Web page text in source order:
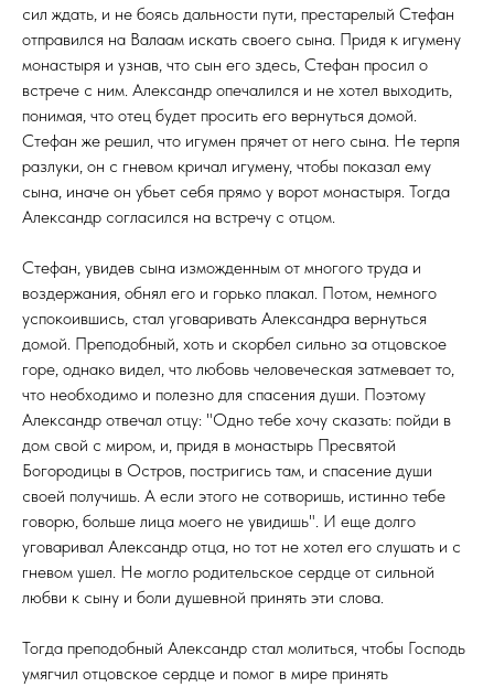
сил ждать, и не боясь дальности пути, престарелый Стефан
отправился на Валаам искать своего сына. Придя к игумену
монастыря и узнав, что сын его здесь, Стефан просил о
встрече с ним. Александр опечалился и не хотел выходить,
понимая, что отец будет просить его вернуться домой.
Стефан же решил, что игумен прячет от него сына. Не терпя
разлуки, он с гневом кричал игумену, чтобы показал ему
сына, иначе он убьет себя прямо у ворот монастыря. Тогда
Александр согласился на встречу с отцом.
Стефан, увидев сына изможденным от многого труда и
воздержания, обнял его и горько плакал. Потом, немного
успокоившись, стал уговаривать Александра вернуться
домой. Преподобный, хоть и скорбел сильно за отцовское
горе, однако видел, что любовь человеческая затмевает то,
что необходимо и полезно для спасения души. Поэтому
Александр отвечал отцу: "Одно тебе хочу сказать: пойди в
дом свой с миром, и, придя в монастырь Пресвятой
Богородицы в Остров, постригись там, и спасение души
своей получишь. А если этого не сотворишь, истинно тебе
говорю, больше лица моего не увидишь". И еще долго
уговаривал Александр отца, но тот не хотел его слушать и с
гневом ушел. Не могло родительское сердце от сильной
любви к сыну и боли душевной принять эти слова.
Тогда преподобный Александр стал молиться, чтобы Господь
умягчил отцовское сердце и помог в мире принять